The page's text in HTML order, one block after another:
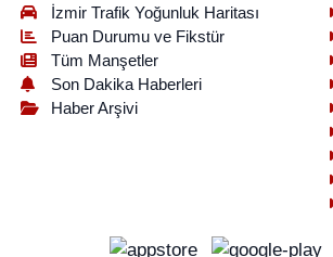
İzmir Trafik Yoğunluk Haritası
Puan Durumu ve Fikstür
Tüm Manşetler
Son Dakika Haberleri
Haber Arşivi